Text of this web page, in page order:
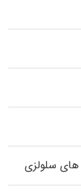
سلولزی